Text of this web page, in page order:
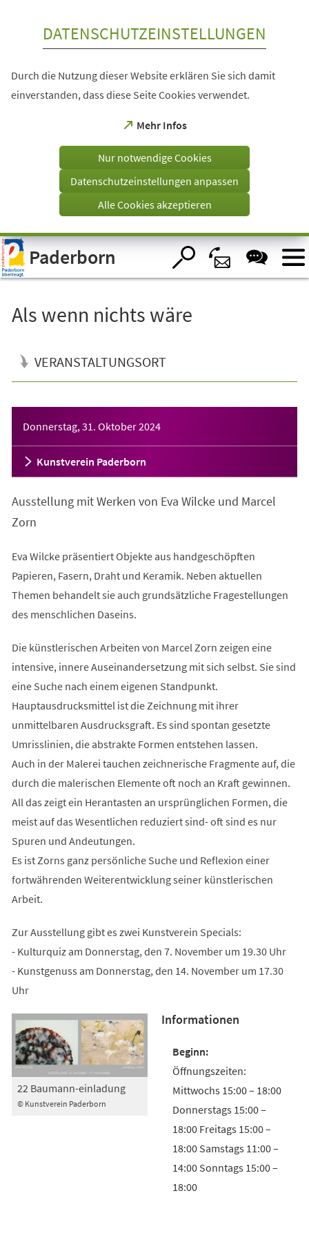
Visuelle
Assistenzsoftware
öffnen.
DATENSCHUTZEINSTELLUNGEN
Durch die Nutzung dieser Website erklären Sie sich damit
einverstanden, dass diese Seite Cookies verwendet.
Mehr Infos
(Öffnet
einem
Tab)
Nur notwendige Cookies
Datenschutzeinstellungen anpassen
Alle Cookies akzeptieren
Paderborn
Als wenn nichts wäre
VERANSTALTUNGSORT
Donnerstag, 31. Oktober 2024
Kunstverein Paderborn
Ausstellung mit Werken von Eva Wilcke und Marcel
Zorn
Eva Wilcke präsentiert Objekte aus handgeschöpften
Papieren, Fasern, Draht und Keramik. Neben aktuellen
Themen behandelt sie auch grundsätzliche Fragestellungen
des menschlichen Daseins.
Die künstlerischen Arbeiten von Marcel Zorn zeigen eine
intensive, innere Auseinandersetzung mit sich selbst. Sie sind
eine Suche nach einem eigenen Standpunkt.
Hauptausdrucksmittel ist die Zeichnung mit ihrer
unmittelbaren Ausdrucksgraft. Es sind spontan gesetzte
Umrisslinien, die abstrakte Formen entstehen lassen.
Auch in der Malerei tauchen zeichnerische Fragmente auf, die
durch die malerischen Elemente oft noch an Kraft gewinnen.
All das zeigt ein Herantasten an ursprünglichen Formen, die
meist auf das Wesentlichen reduziert sind- oft sind es nur
Spuren und Andeutungen.
Es ist Zorns ganz persönliche Suche und Reflexion einer
fortwährenden Weiterentwicklung seiner künstlerischen
Arbeit.
Zur Ausstellung gibt es zwei Kunstverein Specials:
- Kulturquiz am Donnerstag, den 7. November um 19.30 Uhr
- Kunstgenuss am Donnerstag, den 14. November um 17.30
Uhr
© Kunstverein Paderborn
22 Baumann-einladung
Informationen
Öffnungszeiten:
Mittwochs 15:00 – 18:00
Donnerstags 15:00 –
18:00 Freitags 15:00 –
18:00 Samstags 11:00 –
14:00 Sonntags 15:00 –
18:00